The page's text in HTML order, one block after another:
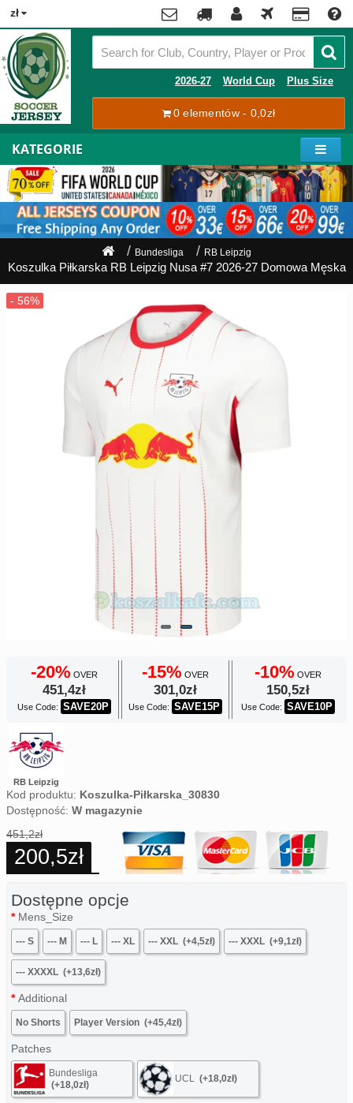
zł
Contact
Tracking
Moje
konto
Rejestracja
się
Shipping
2026-27 World Cup Plus Size
0 elementów - 0,0zł
x
KATEGORIE
Premier
League
La
Liga
Bundesliga
Serie
A
Ligue
1
Pilkarze
Mistrzostwa
CONMEBOL
Bundesliga RB Leipzig
Koszulka Piłkarska RB Leipzig Nusa #7 2026-27 Domowa Męska
-20% OVER
451,4zł
Use Code: SAVE20P
-15% OVER
301,0zł
Use Code: SAVE15P
-10% OVER
150,5zł
Use Code: SAVE10P
RB Leipzig
Kod produktu: Koszulka-Piłkarska_30830
Dostępność: W magazynie
451,2zł
200,5zł
Dostępne opcje
Mens_Size
--- S --- M --- L --- XL --- XXL (+4,5zł) --- XXXL (+9,1zł)
--- XXXXL (+13,6zł)
Additional
No Shorts Player Version (+45,4zł)
Patches
Bundesliga
(+18,0zł)
UCL (+18,0zł)